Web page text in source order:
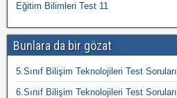
Eğitim Bilimleri Test 11
Bunlara da bir gözat
5.Sınıf Bilişim Teknolojileri Test Soruları
6.Sınıf Bilişim Teknolojileri Test Soruları